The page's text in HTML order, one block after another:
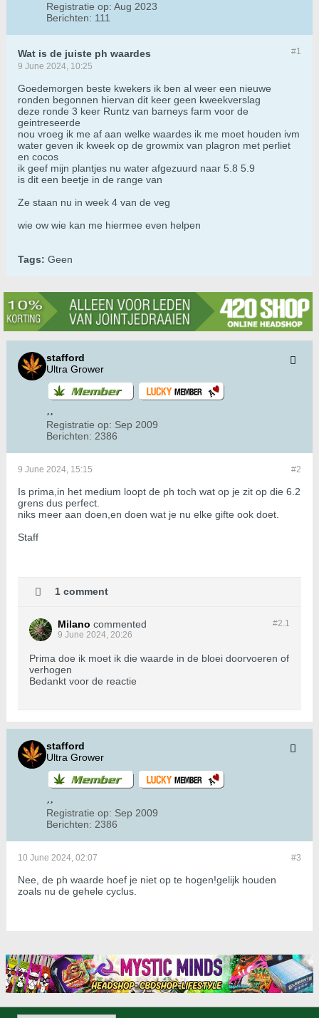
Registratie op: Aug 2023
Berichten: 111
#1
Wat is de juiste ph waardes
9 June 2024, 10:25
Goedemorgen beste kwekers ik ben al weer een nieuwe
ronden begonnen hiervan dit keer geen kweekverslag
deze ronde 3 keer Runtz van barneys farm voor de
geintreseerde
nou vroeg ik me af aan welke waardes ik me moet houden ivm
water geven ik kweek op de growmix van plagron met perliet
en cocos
ik geef mijn plantjes nu water afgezuurd naar 5.8 5.9
is dit een beetje in de range van
Ze staan nu in week 4 van de veg
wie ow wie kan me hiermee even helpen
Tags: Geen
stafford
Ultra Grower
Registratie op: Sep 2009
Berichten: 2386
#2
9 June 2024, 15:15
Is prima,in het medium loopt de ph toch wat op je zit op die 6.2
grens dus perfect.
niks meer aan doen,en doen wat je nu elke gifte ook doet.
Staff
1 comment
#2.1
Milano commented
9 June 2024, 20:26
Prima doe ik moet ik die waarde in de bloei doorvoeren of
verhogen
Bedankt voor de reactie
stafford
Ultra Grower
Registratie op: Sep 2009
Berichten: 2386
#3
10 June 2024, 02:07
Nee, de ph waarde hoef je niet op te hogen!gelijk houden
zoals nu de gehele cyclus.